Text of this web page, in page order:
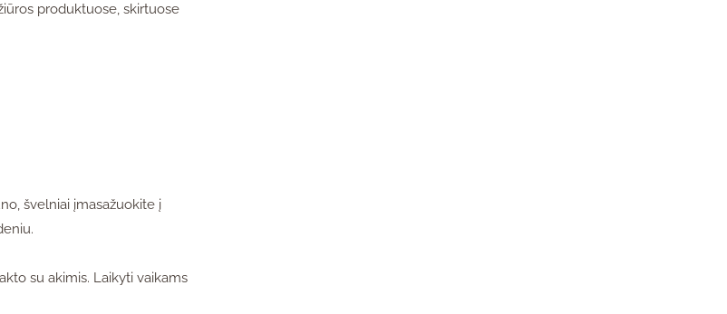
produktuose, skirtuose
švelniai įmasažuokite į
su akimis. Laikyti vaikams